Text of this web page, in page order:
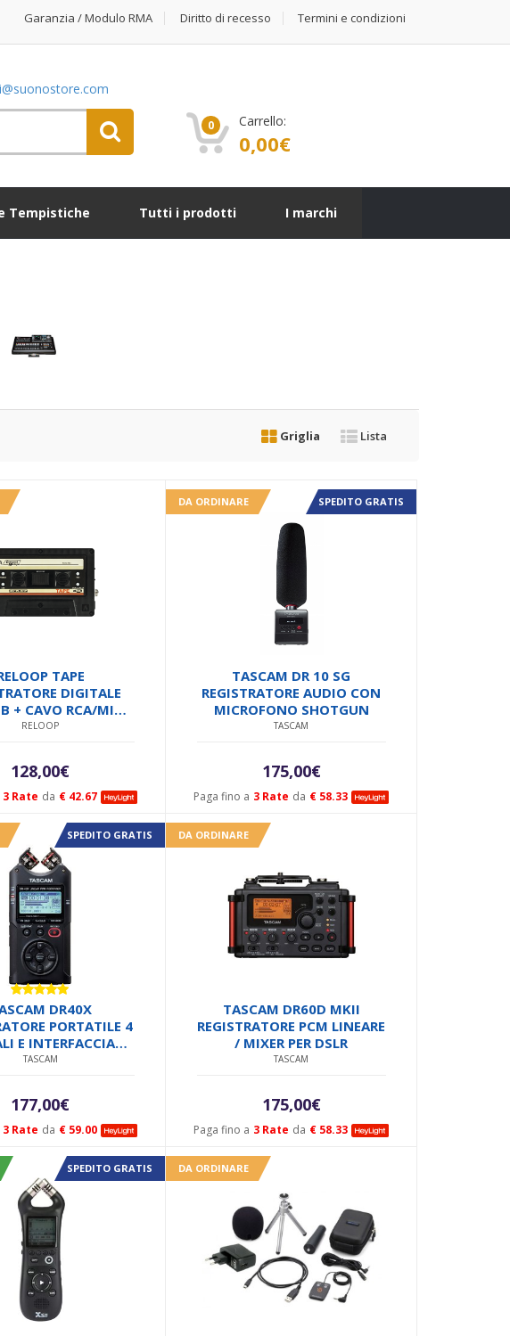
Garanzia / Modulo RMA Diritto di recesso Termini e condizioni
0 Carrello:
0,00€
Tempistiche Tutti i prodotti I marchi
Griglia Lista
3 Rate da € 42.67
TAPE
DIGITALE
+ CAVO RCA/MINI
+ CAVO MASSA
RELOOP
128,00€
DA ORDINARE SPEDITO GRATIS
Paga fino a 3 Rate da € 58.33
TASCAM DR 10 SG
REGISTRATORE AUDIO CON
MICROFONO SHOTGUN
TASCAM
175,00€
SPEDITO GRATIS
3 Rate da € 59.00
Valutato
5.00su 5
DR40X
PORTATILE 4
E INTERFACCIA
USB 2 IN / 2 OUT
TASCAM
177,00€
DA ORDINARE
Paga fino a 3 Rate da € 58.33
TASCAM DR60D MKII
REGISTRATORE PCM LINEARE
/ MIXER PER DSLR
TASCAM
175,00€
SPEDITO GRATIS DA ORDINARE